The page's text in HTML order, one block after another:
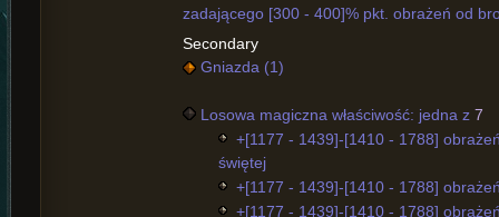
zadającego [300 - 400]% pkt. obrażeń od
Secondary
Gniazda (1)
Losowa magiczna właściwość: jedna z 7
+[1177 - 1439]-[1410 - 1788]
świętej
+[1177 - 1439]-[1410 - 1788]
+[1177 - 1439]-[1410 - 1788]